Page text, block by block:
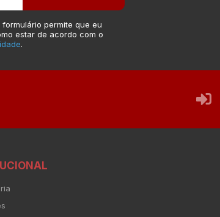
permite que eu
estar de acordo com o
.